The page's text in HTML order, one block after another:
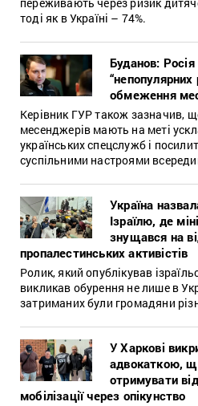
тоді як в Україні – 74%.
Буданов:
“непопулярних
обмеження
Керівник ГУР також зазначив,
месенджерів мають на меті
українських спецслужб і
суспільними настроями
Україна
Ізраїлю, де
знущався на
пропалестинських активістів
Ролик, який опублікував
викликав обурення не лише в
затриманих були громадяни
У Харкові
адвокаткою,
отримувати
мобілізації через опікунство